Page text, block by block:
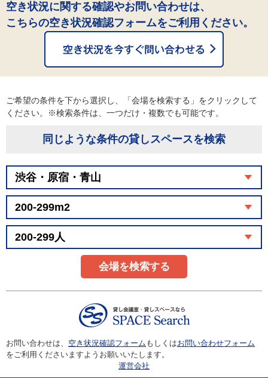
空き状況に関する確認やお問い合わせは、
こちらの空き状況確認フォームをご利用ください。
ご希望の条件を下から選択し、「会場を検索する」をクリックして
ください。※検索条件は、一つだけ・複数でも可能です。
同じような条件の貸しスペースを検索
会場を検索する
お問い合わせは、 空き状況確認フォーム もしくはお問い合わせフォーム
をご利用くださいますようお願いいたします。
運営会社